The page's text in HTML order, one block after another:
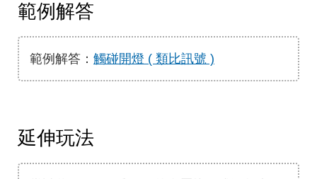
範例解答
範例解答： 觸碰開燈 ( 類比訊號 )
延伸玩法